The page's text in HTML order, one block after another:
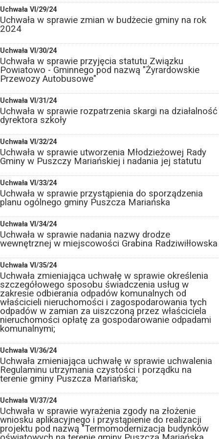
Uchwała VI/29/24
Uchwała w sprawie zmian w budżecie gminy na rok
2024
Uchwała VI/30/24
Uchwała w sprawie przyjęcia statutu Związku
Powiatowo - Gminnego pod nazwą "Żyrardowskie
Przewozy Autobusowe"
Uchwała VI/31/24
Uchwała w sprawie rozpatrzenia skargi na działalność
dyrektora szkoły
Uchwała VI/32/24
Uchwała w sprawie utworzenia Młodzieżowej Rady
Gminy w Puszczy Mariańskiej i nadania jej statutu
Uchwała VI/33/24
Uchwała w sprawie przystąpienia do sporządzenia
planu ogólnego gminy Puszcza Mariańska
Uchwała VI/34/24
Uchwała w sprawie nadania nazwy drodze
wewnętrznej w miejscowości Grabina Radziwiłłowska
Uchwała VI/35/24
Uchwała zmieniająca uchwałę w sprawie określenia
szczegółowego sposobu świadczenia usług w
zakresie odbierania odpadów komunalnych od
właścicieli nieruchomości i zagospodarowania tych
odpadów w zamian za uiszczoną przez właściciela
nieruchomości opłatę za gospodarowanie odpadami
komunalnymi;
Uchwała VI/36/24
Uchwała zmieniająca uchwałę w sprawie uchwalenia
Regulaminu utrzymania czystości i porządku na
terenie gminy Puszcza Mariańska;
Uchwała VI/37/24
Uchwała w sprawie wyrażenia zgody na złożenie
wniosku aplikacyjnego i przystąpienie do realizacji
projektu pod nazwą "Termomodernizacja budynków